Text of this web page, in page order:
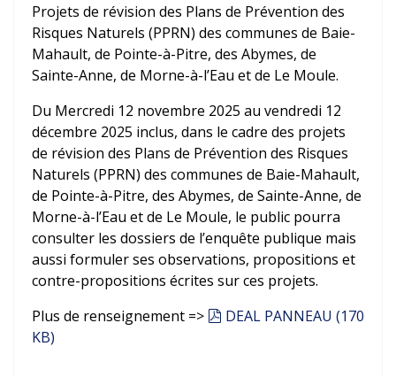
Projets de révision des Plans de Prévention des
Risques Naturels (PPRN) des communes de Baie-
Mahault, de Pointe-à-Pitre, des Abymes, de
Sainte-Anne, de Morne-à-l’Eau et de Le Moule.
Du Mercredi 12 novembre 2025 au vendredi 12
décembre 2025 inclus, dans le cadre des projets
de révision des Plans de Prévention des Risques
Naturels (PPRN) des communes de Baie-Mahault,
de Pointe-à-Pitre, des Abymes, de Sainte-Anne, de
Morne-à-l’Eau et de Le Moule, le public pourra
consulter les dossiers de l’enquête publique mais
aussi formuler ses observations, propositions et
contre-propositions écrites sur ces projets.
Plus de renseignement =>
pdf
DEAL PANNEAU (170
KB)